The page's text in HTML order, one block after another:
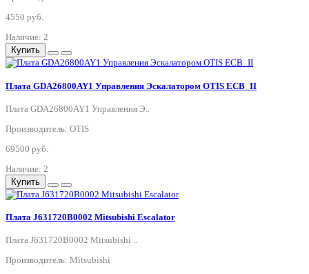
4550 руб.
Наличие: 2
Купить
Плата GDA26800AY1 Управления Эскалатором OTIS ECB_II
Плата GDA26800AY1 Управления Э..
Производитель: OTIS
69500 руб.
Наличие: 2
Купить
Плата J631720B0002 Mitsubishi Escalator
Плата J631720B0002 Mitsubishi ..
Производитель: Mitsubishi